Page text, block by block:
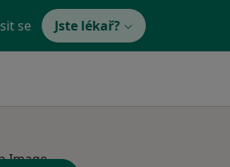
se Jste lékař?